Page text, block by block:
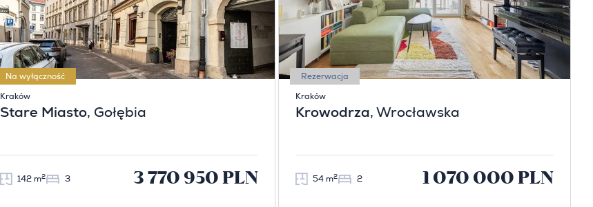
Na wyłączność
Kraków
Stare Miasto, Gołębia
142 m2 3 3 770 950 PLN
Rezerwacja
Kraków
Krowodrza, Wrocławska
54 m2 2 1 070 000 PLN